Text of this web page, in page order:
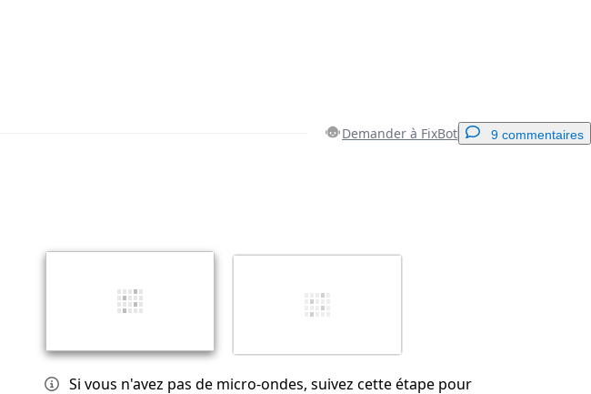
Demander à FixBot 9 commentaires
Si vous n'avez pas de micro-ondes, suivez cette étape pour